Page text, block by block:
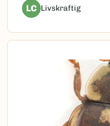
LC Livskraftig